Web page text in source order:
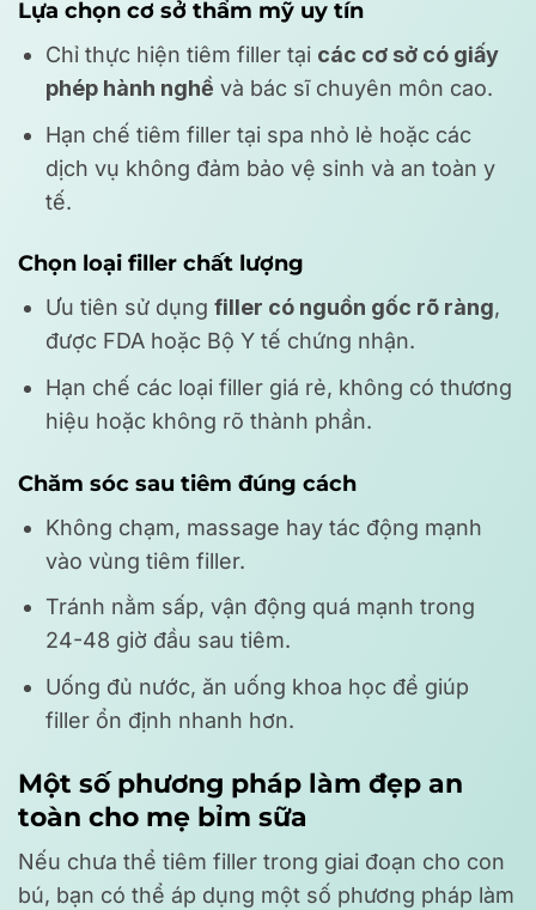
Lựa chọn cơ sở thẩm mỹ uy tín
Chỉ thực hiện tiêm filler tại các cơ sở có giấy
phép hành nghề và bác sĩ chuyên môn cao.
Hạn chế tiêm filler tại spa nhỏ lẻ hoặc các
dịch vụ không đảm bảo vệ sinh và an toàn y
tế.
Chọn loại filler chất lượng
Ưu tiên sử dụngfiller có nguồn gốc rõ ràng,
được FDA hoặc Bộ Y tế chứng nhận.
Hạn chế các loại filler giá rẻ, không có thương
hiệu hoặc không rõ thành phần.
Chăm sóc sau tiêm đúng cách
Không chạm, massage hay tác động mạnh
vào vùng tiêm filler.
Tránh nằm sấp, vận động quá mạnh trong
24-48 giờ đầu sau tiêm.
Uống đủ nước, ăn uống khoa học để giúp
filler ổn định nhanh hơn.
Một số phương pháp làm đẹp an
toàn cho mẹ bỉm sữa
Nếu chưa thể tiêm filler trong giai đoạn cho con
bú, bạn có thể áp dụng một số phương pháp làm